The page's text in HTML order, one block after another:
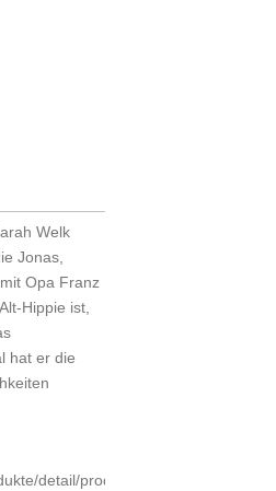
Welk
Jonas,
Opa Franz
Hippie ist,
hat er die
detail/produkt/weihnachten-